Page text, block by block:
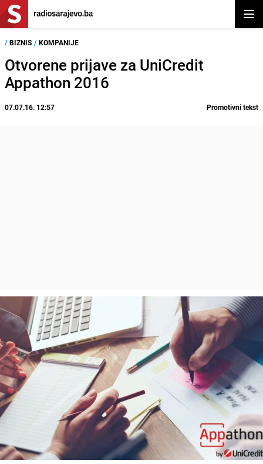
/ BIZNIS / KOMPANIJE
Otvorene prijave za UniCredit
Appathon 2016
07.07.16. 12:57 Promotivni tekst